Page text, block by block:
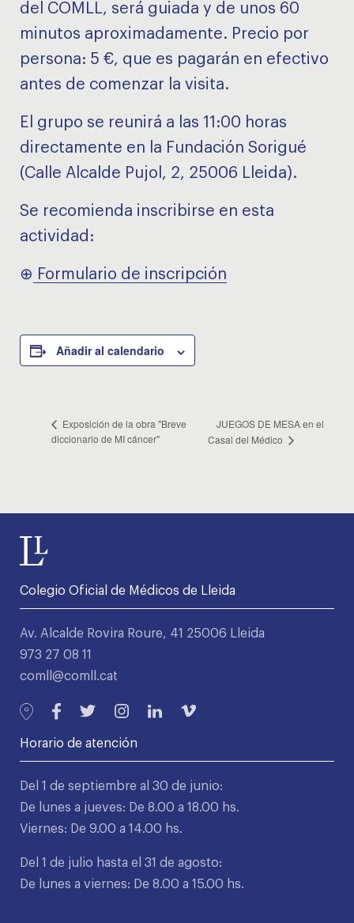
del COMLL, será guiada y de unos 60
minutos aproximadamente. Precio por
persona: 5 €, que es pagarán en efectivo
antes de comenzar la visita.
El grupo se reunirá a las 11:00 horas
directamente en la Fundación Sorigué
(Calle Alcalde Pujol, 2, 25006 Lleida).
Se recomienda inscribirse en esta
actividad:
⊕ Formulario de inscripción
Añadir al calendario
Exposición de la obra "Breve
diccionario de MI cáncer"
JUEGOS DE MESA en el
Casal del Médico
Colegio Oficial de Médicos de Lleida
Av. Alcalde Rovira Roure, 41 25006 Lleida
973 27 08 11
comll@comll.cat
Horario de atención
Del 1 de septiembre al 30 de junio:
De lunes a jueves: De 8.00 a 18.00 hs.
Viernes: De 9.00 a 14.00 hs.
Del 1 de julio hasta el 31 de agosto:
De lunes a viernes: De 8.00 a 15.00 hs.